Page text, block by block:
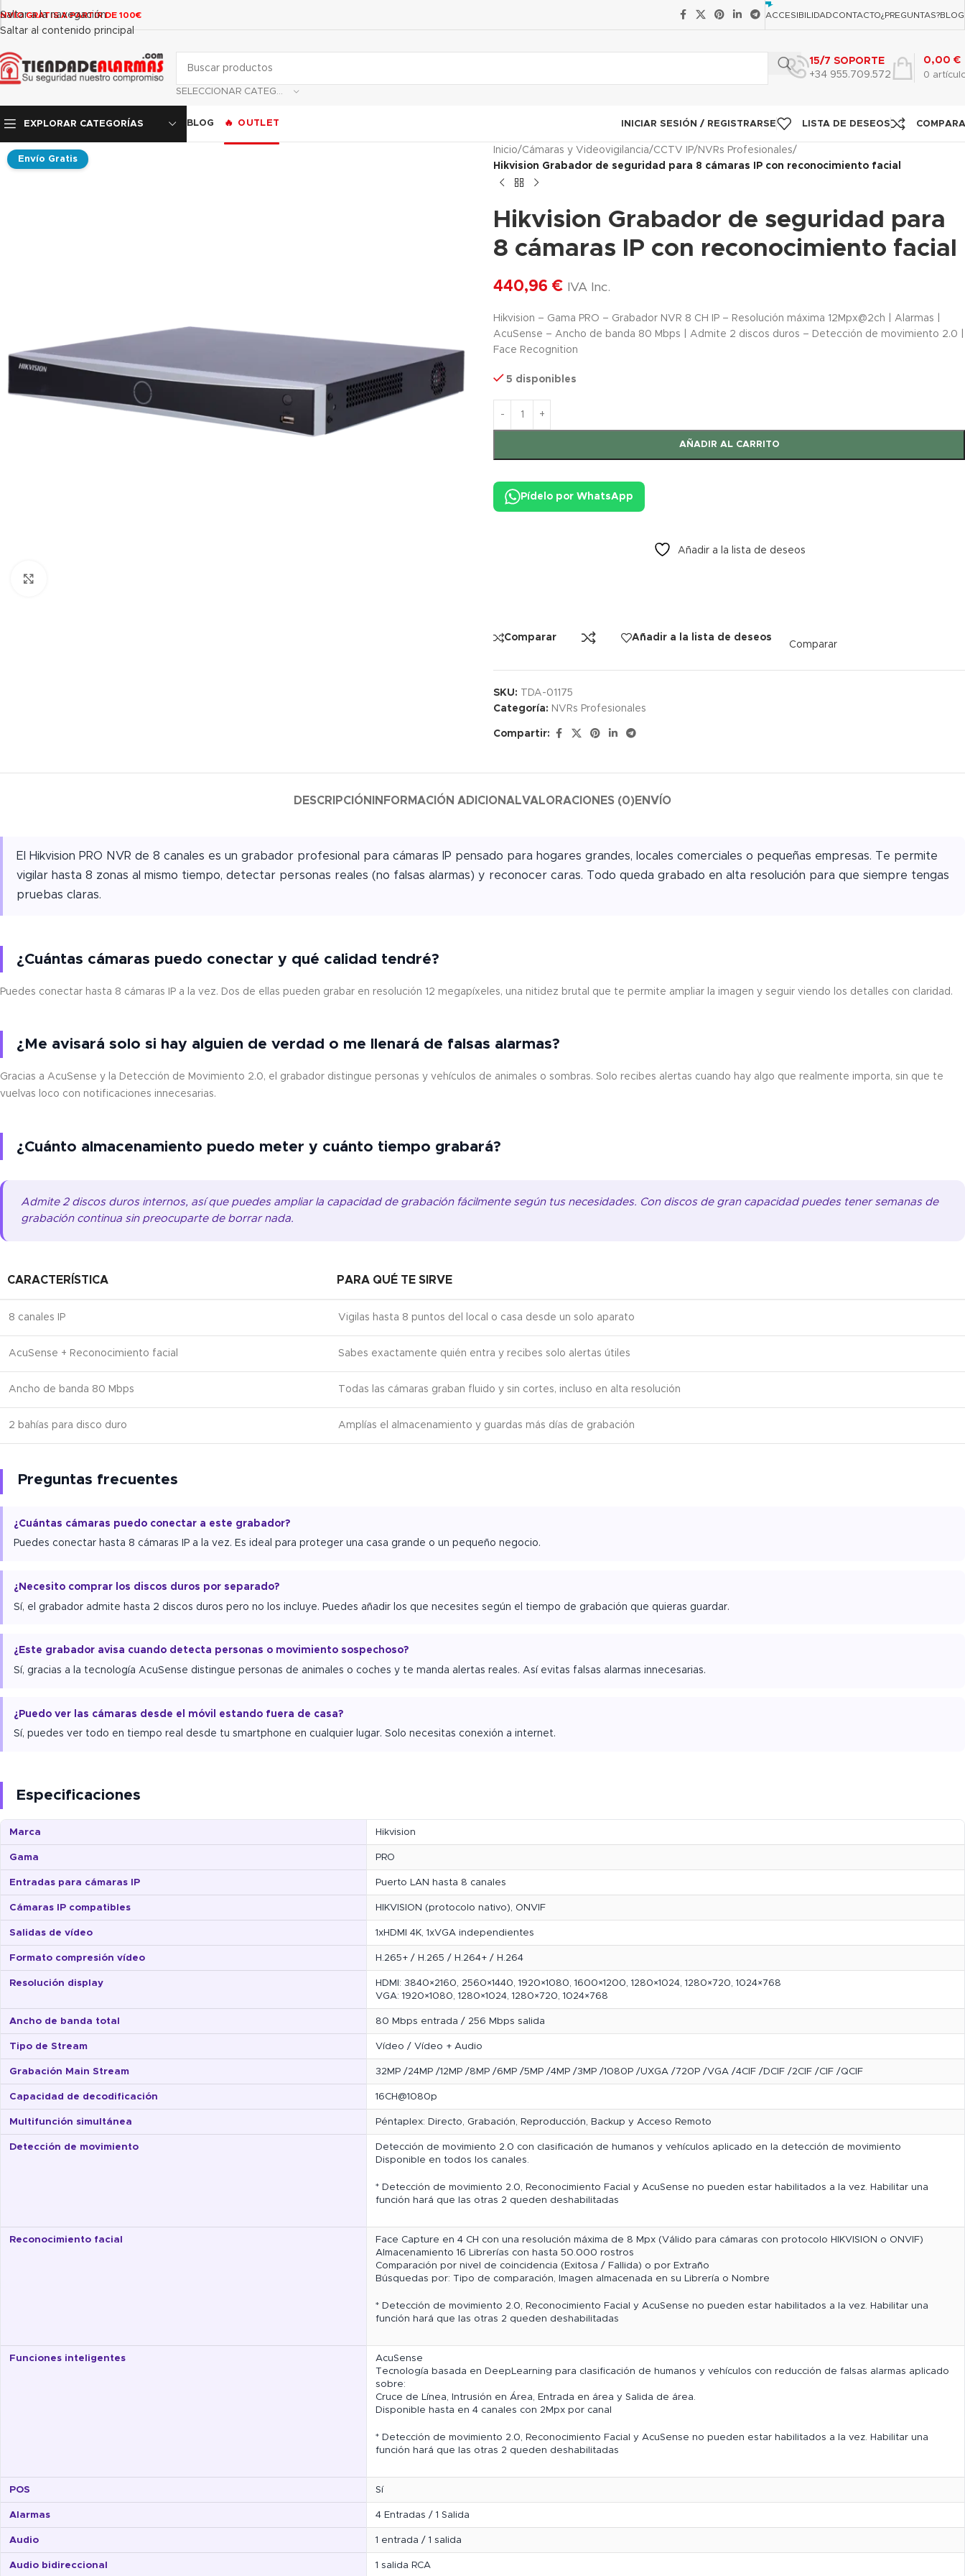
contenido
Saltar a la navegación
Saltar al contenido principal
GRATIS A PARTIR DE 100€ ACCESIBILIDADCONTACTO¿PREGUNTAS?BLOG
15/7 SOPORTE
+34 955.709.572
0
0,00 €
EXPLORAR CATEGORÍAS BLOG OUTLET INICIAR SESIÓN / REGISTRARSE LISTA DE DESEOS
Envío Gratis
Inicio/Cámaras y Videovigilancia/CCTV IP/ NVRs Profesionales/
Hikvision Grabador de seguridad para 8 cámaras IP con reconocimiento facial
Hikvision Grabador de seguridad para
8 cámaras IP con reconocimiento facial
440,96 € IVA Inc.
Hikvision – Gama PRO – Grabador NVR 8 CH IP – Resolución máxima 12Mpx@2ch | Alarmas |
AcuSense – Ancho de banda 80 Mbps | Admite 2 discos duros – Detección de movimiento 2.0 |
Face Recognition
5 disponibles
AÑADIR AL CARRITO
Pídelo por WhatsApp
Añadir a la lista de deseos
Comparar Añadir a la lista de deseos
Comparar
SKU:
TDA-01175
Categoría: NVRs Profesionales
Compartir:
DESCRIPCIÓN INFORMACIÓN ADICIONALVALORACIONES (0)ENVÍO
El Hikvision PRO NVR de 8 canales es un grabador profesional para cámaras IP pensado para hogares grandes, locales comerciales o pequeñas empresas. Te permite
vigilar hasta 8 zonas al mismo tiempo, detectar personas reales (no falsas alarmas) y reconocer caras. Todo queda grabado en alta resolución para que siempre tengas
pruebas claras.
¿Cuántas cámaras puedo conectar y qué calidad tendré?
Puedes conectar hasta 8 cámaras IP a la vez. Dos de ellas pueden grabar en resolución 12 megapíxeles, una nitidez brutal que te permite ampliar la imagen y seguir viendo los detalles con claridad.
¿Me avisará solo si hay alguien de verdad o me llenará de falsas alarmas?
Gracias a AcuSense y la Detección de Movimiento 2.0, el grabador distingue personas y vehículos de animales o sombras. Solo recibes alertas cuando hay algo que realmente importa, sin que te
vuelvas loco con notificaciones innecesarias.
¿Cuánto almacenamiento puedo meter y cuánto tiempo grabará?
Admite 2 discos duros internos, así que puedes ampliar la capacidad de grabación fácilmente según tus necesidades. Con discos de gran capacidad puedes tener semanas de
grabación continua sin preocuparte de borrar nada.
CARACTERÍSTICA PARA QUÉ TE SIRVE
8 canales IP Vigilas hasta 8 puntos del local o casa desde un solo aparato
AcuSense + Reconocimiento facial Sabes exactamente quién entra y recibes solo alertas útiles
Ancho de banda 80 Mbps Todas las cámaras graban fluido y sin cortes, incluso en alta resolución
2 bahías para disco duro Amplías el almacenamiento y guardas más días de grabación
Preguntas frecuentes
¿Cuántas cámaras puedo conectar a este grabador?
Puedes conectar hasta 8 cámaras IP a la vez. Es ideal para proteger una casa grande o un pequeño negocio.
¿Necesito comprar los discos duros por separado?
Sí, el grabador admite hasta 2 discos duros pero no los incluye. Puedes añadir los que necesites según el tiempo de grabación que quieras guardar.
¿Este grabador avisa cuando detecta personas o movimiento sospechoso?
Sí, gracias a la tecnología AcuSense distingue personas de animales o coches y te manda alertas reales. Así evitas falsas alarmas innecesarias.
¿Puedo ver las cámaras desde el móvil estando fuera de casa?
Sí, puedes ver todo en tiempo real desde tu smartphone en cualquier lugar. Solo necesitas conexión a internet.
Especificaciones
Marca Hikvision
Gama PRO
Entradas para cámaras IP Puerto LAN hasta 8 canales
Cámaras IP compatibles HIKVISION (protocolo nativo), ONVIF
Salidas de vídeo 1xHDMI 4K, 1xVGA independientes
Formato compresión vídeo H.265+ / H.265 / H.264+ / H.264
Resolución display
HDMI: 3840×2160, 2560×1440, 1920×1080, 1600×1200, 1280×1024, 1280×720, 1024×768
VGA: 1920×1080, 1280×1024, 1280×720, 1024×768
Ancho de banda total 80 Mbps entrada / 256 Mbps salida
Tipo de Stream Vídeo / Vídeo + Audio
Grabación Main Stream 32MP /24MP /12MP /8MP /6MP /5MP /4MP /3MP /1080P /UXGA /720P /VGA /4CIF /DCIF /2CIF /CIF /QCIF
Capacidad de decodificación 16CH@1080p
Multifunción simultánea Péntaplex: Directo, Grabación, Reproducción, Backup y Acceso Remoto
Detección de movimiento
Detección de movimiento 2.0 con clasificación de humanos y vehículos aplicado en la detección de movimiento
Disponible en todos los canales.
* Detección de movimiento 2.0, Reconocimiento Facial y AcuSense no pueden estar habilitados a la vez. Habilitar una
función hará que las otras 2 queden deshabilitadas
Reconocimiento facial
Face Capture en 4 CH con una resolución máxima de 8 Mpx (Válido para cámaras con protocolo HIKVISION o ONVIF)
Almacenamiento 16 Librerías con hasta 50.000 rostros
Comparación por nivel de coincidencia (Exitosa / Fallida) o por Extraño
Búsquedas por: Tipo de comparación, Imagen almacenada en su Librería o Nombre
* Detección de movimiento 2.0, Reconocimiento Facial y AcuSense no pueden estar habilitados a la vez. Habilitar una
función hará que las otras 2 queden deshabilitadas
Funciones inteligentes
AcuSense
Tecnología basada en DeepLearning para clasificación de humanos y vehículos con reducción de falsas alarmas aplicado
sobre:
Cruce de Línea, Intrusión en Área, Entrada en área y Salida de área.
Disponible hasta en 4 canales con 2Mpx por canal
* Detección de movimiento 2.0, Reconocimiento Facial y AcuSense no pueden estar habilitados a la vez. Habilitar una
función hará que las otras 2 queden deshabilitadas
POS Sí
Alarmas 4 Entradas / 1 Salida
Audio 1 entrada / 1 salida
Audio bidireccional 1 salida RCA